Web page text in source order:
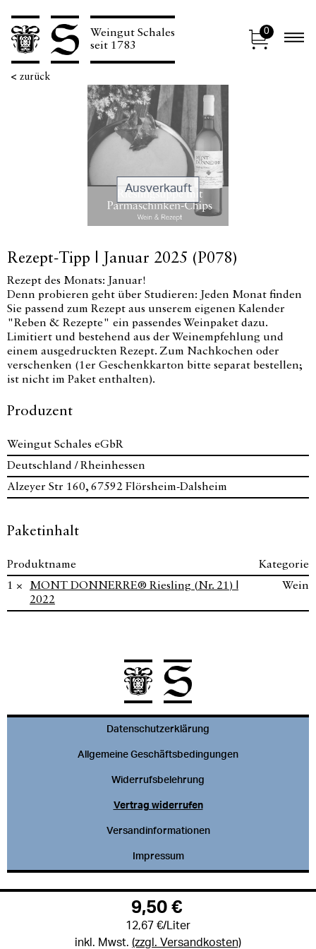
Weingut Schales
seit 1783
0
< zurück
Ausverkauft
Rezept-Tipp | Januar 2025 (P078)
9,50 €
12,67 €/Liter
inkl. Mwst. (zzgl. Versandkosten)
Rezept des Monats: Januar!
Denn probieren geht über Studieren: Jeden Monat finden
Sie passend zum Rezept aus unserem eigenen Kalender
"Reben & Rezepte" ein passendes Weinpaket dazu.
Limitiert und bestehend aus der Weinempfehlung und
einem ausgedruckten Rezept. Zum Nachkochen oder
verschenken (1er Geschenkkarton bitte separat bestellen;
ist nicht im Paket enthalten).
Produzent
Weingut Schales eGbR
Deutschland / Rheinhessen
Alzeyer Str 160, 67592 Flörsheim-Dalsheim
Paketinhalt
Produktname
Kategorie
1 ×
MONT DONNERRE® Riesling (Nr. 21) |
2022
Wein
Datenschutzerklärung
Allgemeine Geschäftsbedingungen
Widerrufsbelehrung
Vertrag widerrufen
Versandinformationen
Impressum